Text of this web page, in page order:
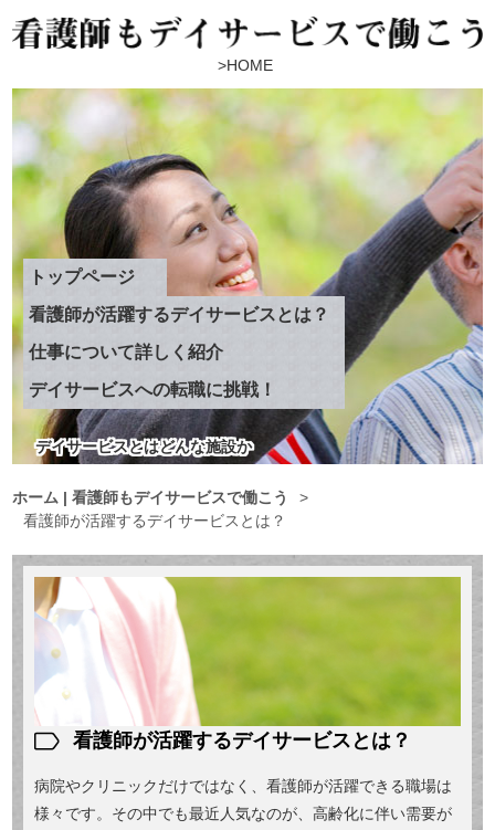
HOME
トップページ
看護師が活躍するデイサービスとは？
仕事について詳しく紹介
デイサービスへの転職に挑戦！
デイサービスとはどんな施設か
ホーム | 看護師もデイサービスで働こう
>
看護師が活躍するデイサービスとは？
看護師が活躍するデイサービスとは？
病院やクリニックだけではなく、看護師が活躍できる職場は
様々です。その中でも最近人気なのが、高齢化に伴い需要が